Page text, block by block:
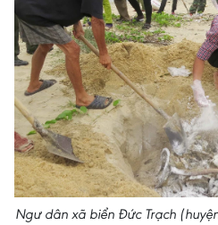
Ngư dân xã biển Đức Trạch